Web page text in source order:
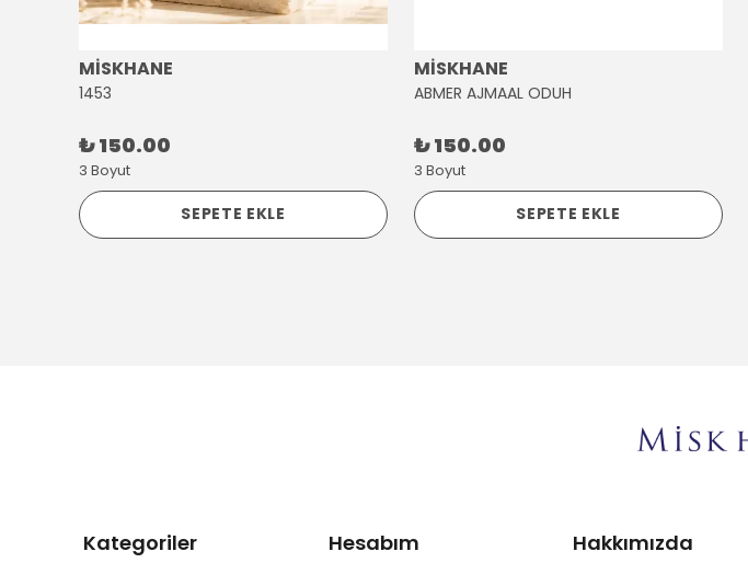
MİSKHANE
1453
₺ 150.00
3 Boyut
SEPETE EKLE
MİSKHANE
ABMER AJMAAL ODUH
₺ 150.00
3 Boyut
SEPETE EKLE
Kategoriler Hesabım Hakkımızda